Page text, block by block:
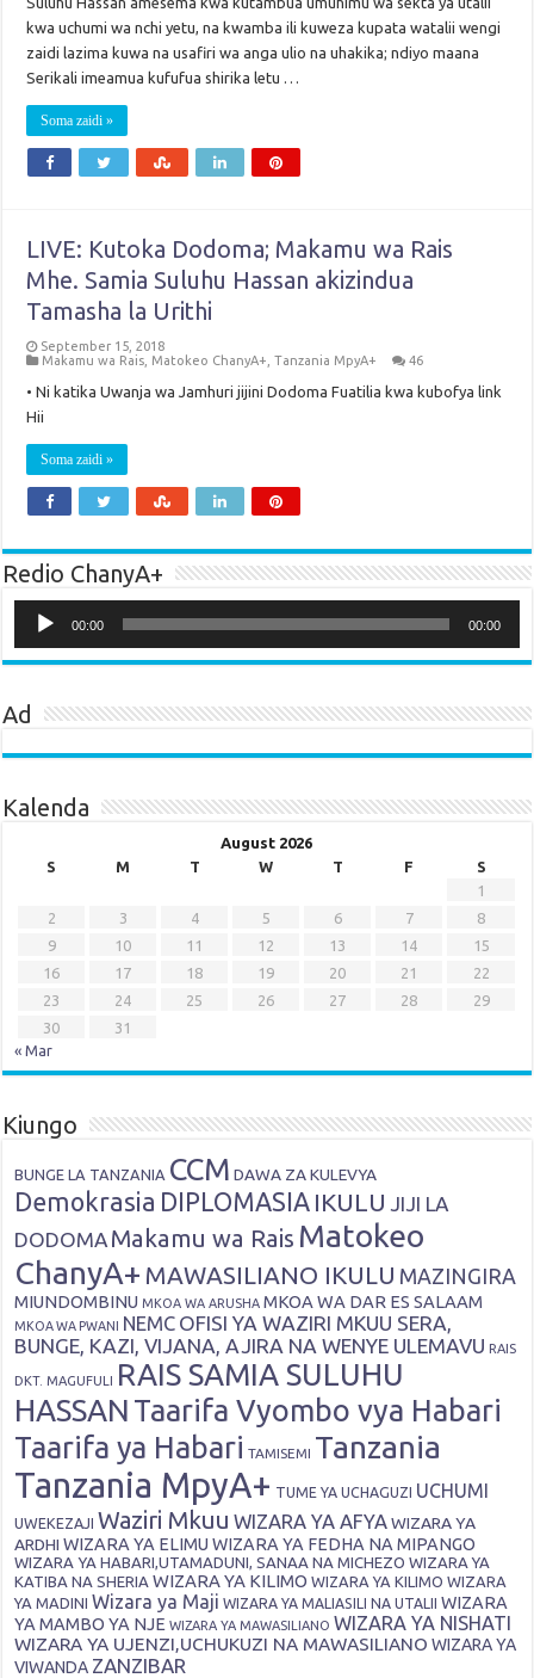
kwa uchumi wa nchi yetu, na kwamba ili kuweza kupata watalii wengi
zaidi lazima kuwa na usafiri wa anga ulio na uhakika; ndiyo maana
Serikali imeamua kufufua shirika letu …
Soma zaidi »
LIVE: Kutoka Dodoma; Makamu wa Rais
Mhe. Samia Suluhu Hassan akizindua
Tamasha la Urithi
September 15, 2018
Makamu wa Rais Matokeo ChanyA+ ,Tanzania MpyA+ 46
• Ni katika Uwanja wa Jamhuri jijini Dodoma Fuatilia kwa kubofya link
Hii
Soma zaidi »
Redio ChanyA+
Player
00:00 00:00
Ad
Kalenda
August 2026
S
M T W T F
S
1
2
3 4 5 6 7
8
9
10 11 12 13 14
15
16
17 18 19 20 21
22
23
24 25 26 27 28
29
30
31
« Mar
Kiungo
BUNGE LA TANZANIA CCM DAWA ZA KULEVYA
Demokrasia DIPLOMASIA IKULU JIJI LA
DODOMA Makamu wa Rais Matokeo
ChanyA+ MAWASILIANO IKULU MAZINGIRA
MIUNDOMBINU MKOA WA ARUSHA MKOA WA DAR ES SALAAM
MKOA WA PWANI NEMC OFISI YA WAZIRI MKUU SERA,
BUNGE, KAZI, VIJANA, AJIRA NA WENYE ULEMAVU RAIS
DKT. MAGUFULI RAIS SAMIA SULUHU
HASSAN Taarifa Vyombo vya Habari
Taarifa ya Habari TAMISEMI Tanzania
Tanzania MpyA+ TUME YA UCHAGUZI UCHUMI
UWEKEZAJI Waziri Mkuu WIZARA YA AFYA WIZARA YA
ARDHI WIZARA YA ELIMU WIZARA YA FEDHA NA MIPANGO
WIZARA YA HABARI,UTAMADUNI, SANAA NA MICHEZO WIZARA YA
KATIBA NA SHERIA WIZARA YA KILIMO WIZARA YA KILIMO WIZARA
YA MADINI Wizara ya Maji WIZARA YA MALIASILI NA UTALII WIZARA
YA MAMBO YA NJE WIZARA YA MAWASILIANO WIZARA YA NISHATI
WIZARA YA UJENZI,UCHUKUZI NA MAWASILIANO WIZARA YA
VIWANDA ZANZIBAR